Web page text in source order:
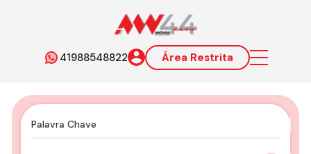
41988548822 Área Restrita